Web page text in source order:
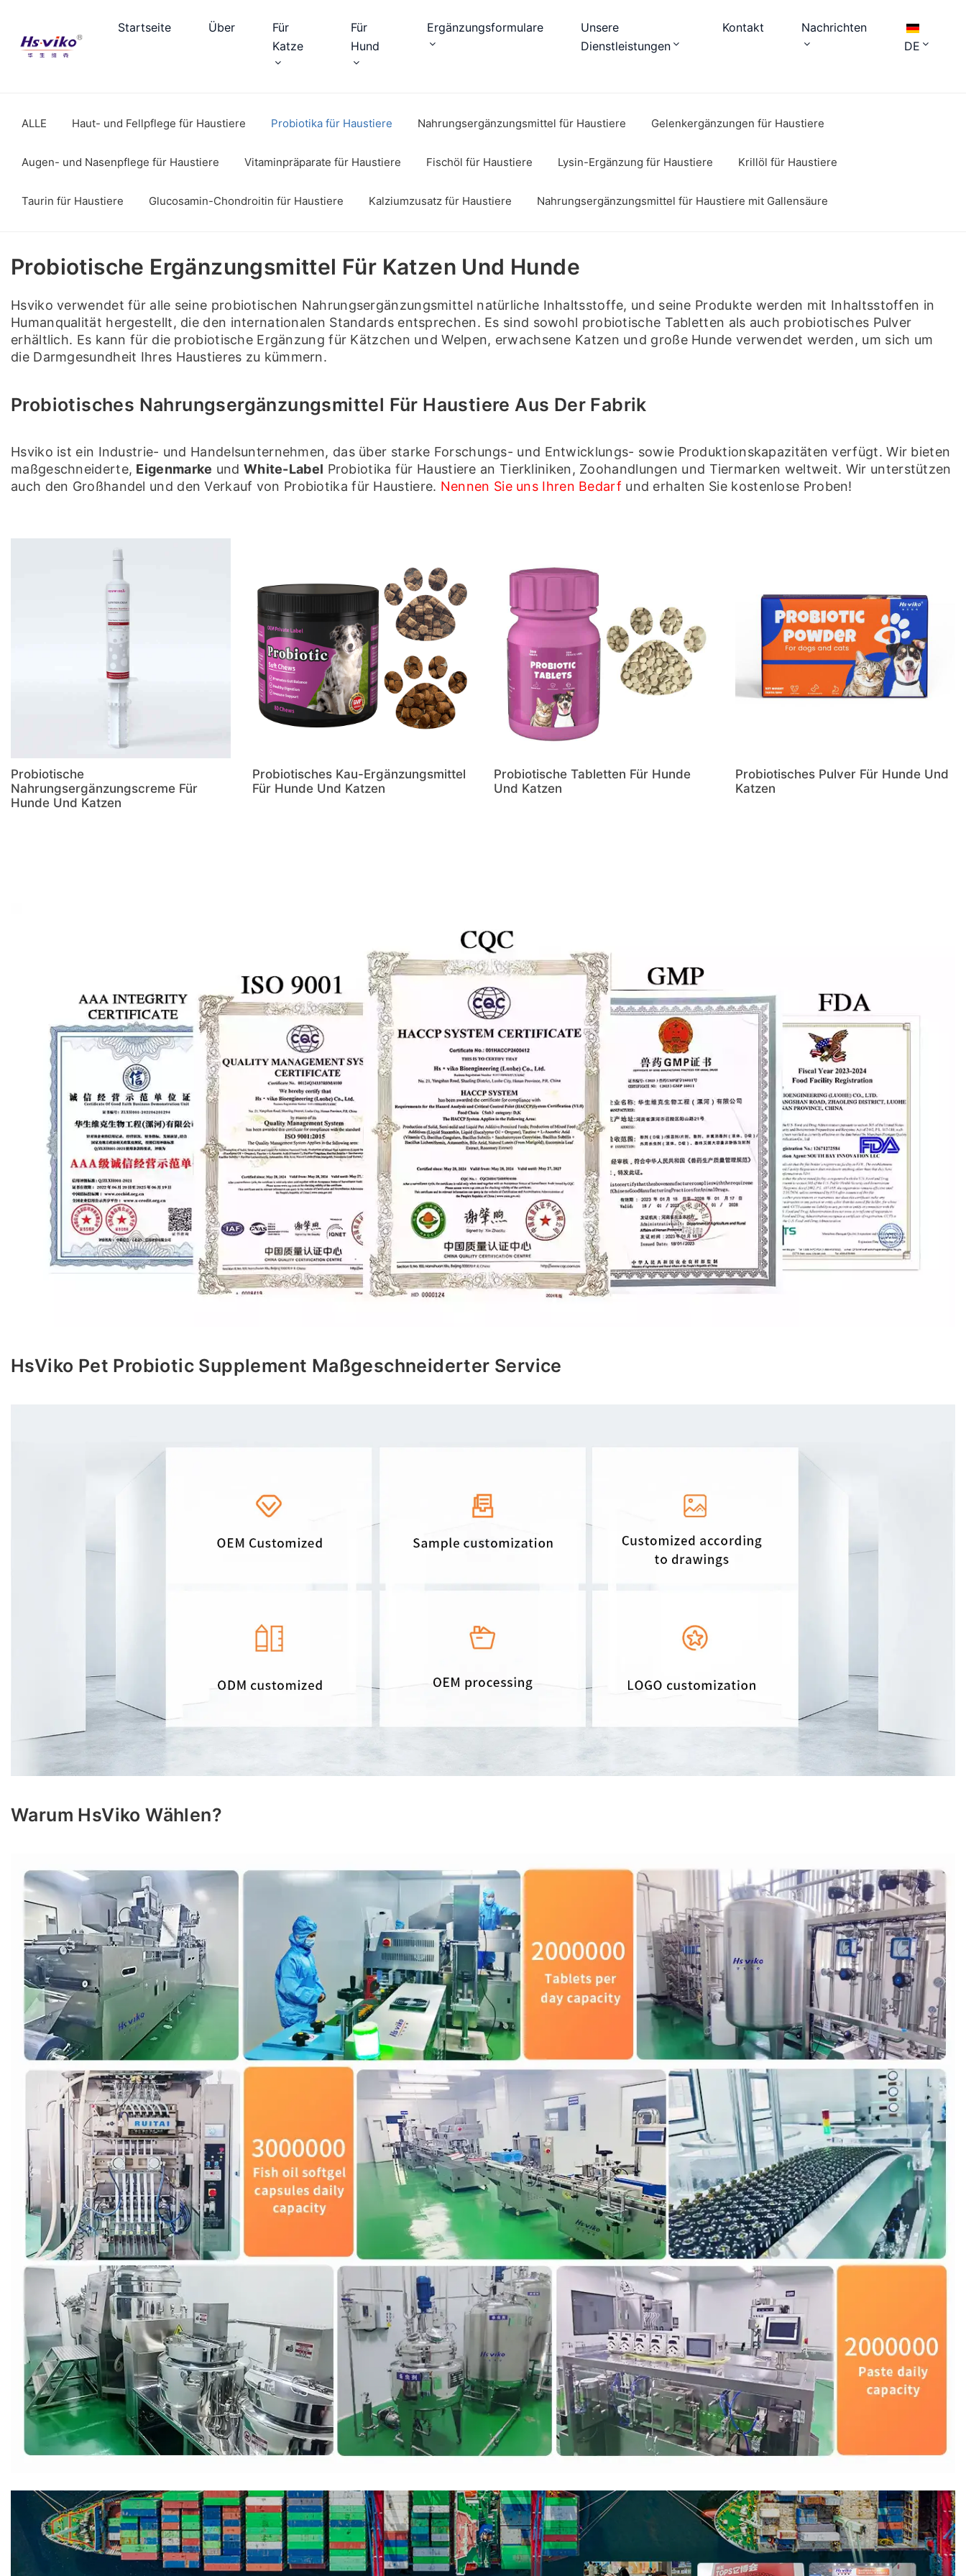
Startseite Über
Für
Katze
Für
Hund
Ergänzungsformulare
Unsere
Dienstleistungen
Kontakt
Nachrichten
DE
ALLE Haut- und Fellpflege für Haustiere Probiotika für Haustiere Nahrungsergänzungsmittel für Haustiere Gelenkergänzungen für Haustiere
Augen- und Nasenpflege für Haustiere Vitaminpräparate für Haustiere Fischöl für Haustiere Lysin-Ergänzung für Haustiere Krillöl für Haustiere
Taurin für Haustiere Glucosamin-Chondroitin für Haustiere Kalziumzusatz für Haustiere Nahrungsergänzungsmittel für Haustiere mit Gallensäure
Probiotische Ergänzungsmittel Für Katzen Und Hunde
Hsviko verwendet für alle seine probiotischen Nahrungsergänzungsmittel natürliche Inhaltsstoffe, und seine Produkte werden mit Inhaltsstoffen in
Humanqualität hergestellt, die den internationalen Standards entsprechen. Es sind sowohl probiotische Tabletten als auch probiotisches Pulver
erhältlich. Es kann für die probiotische Ergänzung für Kätzchen und Welpen, erwachsene Katzen und große Hunde verwendet werden, um sich um
die Darmgesundheit Ihres Haustieres zu kümmern.
Probiotisches Nahrungsergänzungsmittel Für Haustiere Aus Der Fabrik
Hsviko ist ein Industrie- und Handelsunternehmen, das über starke Forschungs- und Entwicklungs- sowie Produktionskapazitäten verfügt. Wir bieten
maßgeschneiderte, Eigenmarke und White-Label Probiotika für Haustiere an Tierkliniken, Zoohandlungen und Tiermarken weltweit. Wir unterstützen
auch den Großhandel und den Verkauf von Probiotika für Haustiere. Nennen Sie uns Ihren Bedarf und erhalten Sie kostenlose Proben!
Probiotische
Nahrungsergänzungscreme Für
Hunde Und Katzen
Probiotisches Kau-Ergänzungsmittel
Für Hunde Und Katzen
Probiotische Tabletten Für Hunde
Und Katzen
Probiotisches Pulver Für Hunde Und
Katzen
HsViko Pet Probiotic Supplement Maßgeschneiderter Service
Warum HsViko Wählen?